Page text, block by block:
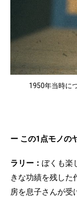
1950年当時に
ー この1点モノの
ラリー： ぼくも楽
きな功績を残した
房を息子さんが受